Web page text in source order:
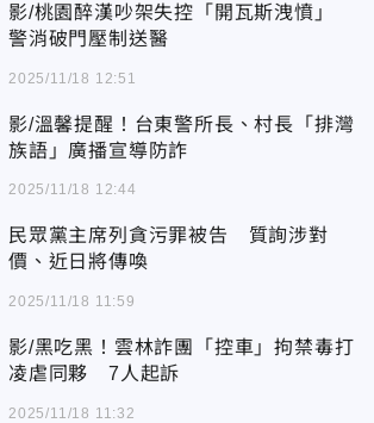
影/桃園醉漢吵架失控「開瓦斯洩憤」
警消破門壓制送醫
2025/11/18 12:51
影/溫馨提醒！台東警所長、村長「排灣
族語」廣播宣導防詐
2025/11/18 12:44
民眾黨主席列貪污罪被告 質詢涉對
價、近日將傳喚
2025/11/18 11:59
影/黑吃黑！雲林詐團「控車」拘禁毒打
凌虐同夥 7人起訴
2025/11/18 11:32